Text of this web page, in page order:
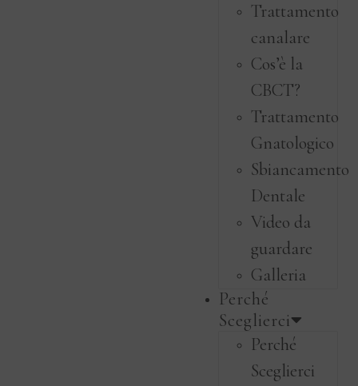
Trattamento
canalare
Cos’è la
CBCT?
Trattamento
Gnatologico
Sbiancamento
Dentale
Video da
guardare
Galleria
Perché
Sceglierci
Perché
Sceglierci